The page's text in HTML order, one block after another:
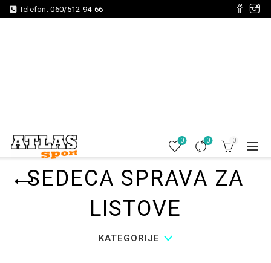
Telefon:060/512-94-66
0 0 0
SEDECA SPRAVA ZA
LISTOVE
KATEGORIJE